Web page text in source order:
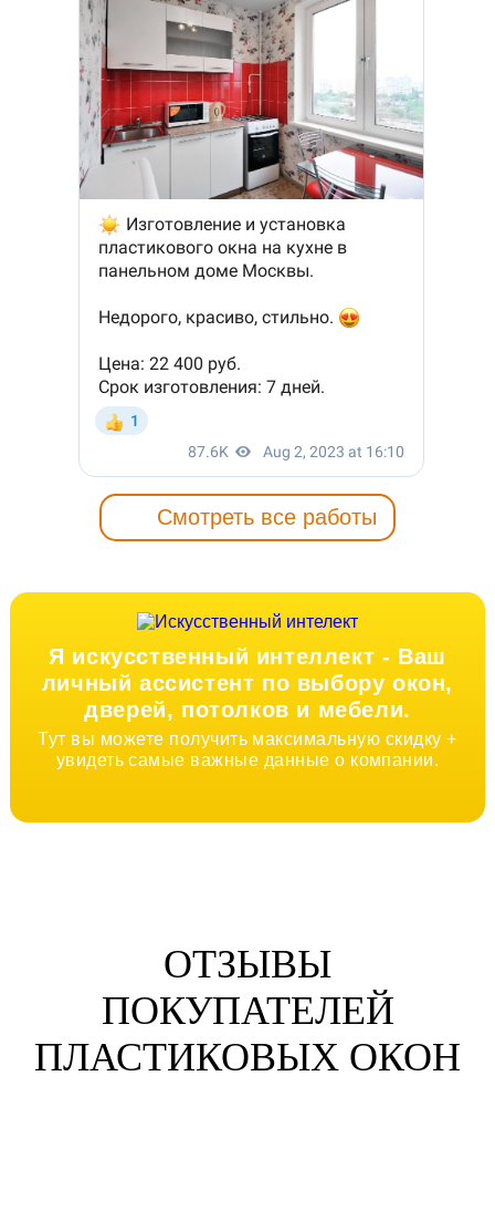
Смотреть все работы
Я искусственный интеллект - Ваш
личный ассистент по выбору окон,
дверей, потолков и мебели.
Тут вы можете получить максимальную скидку +
увидеть самые важные данные о компании.
ОТЗЫВЫ
ПОКУПАТЕЛЕЙ
ПЛАСТИКОВЫХ ОКОН